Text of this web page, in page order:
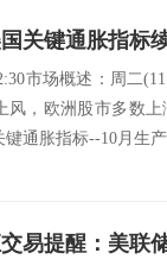
市场概述：周二
风，欧洲股市多数
键通胀指标--10月生